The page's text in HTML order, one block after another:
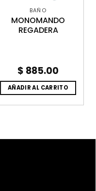
BAÑO
MONOMANDO
REGADERA
$ 885.00
AÑADIR AL CARRITO